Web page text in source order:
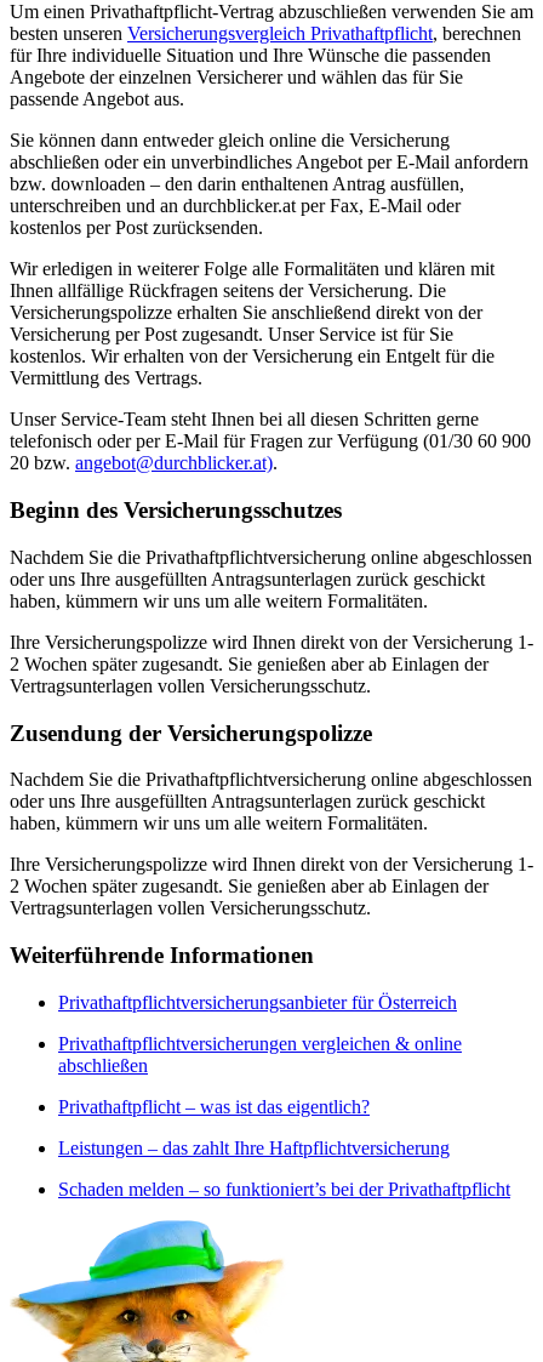
Um einen Privathaftpflicht-Vertrag abzuschließen verwenden Sie am
besten unseren Versicherungsvergleich Privathaftpflicht, berechnen
für Ihre individuelle Situation und Ihre Wünsche die passenden
Angebote der einzelnen Versicherer und wählen das für Sie
passende Angebot aus.
Sie können dann entweder gleich online die Versicherung
abschließen oder ein unverbindliches Angebot per E-Mail anfordern
bzw. downloaden – den darin enthaltenen Antrag ausfüllen,
unterschreiben und an durchblicker.at per Fax, E-Mail oder
kostenlos per Post zurücksenden.
Wir erledigen in weiterer Folge alle Formalitäten und klären mit
Ihnen allfällige Rückfragen seitens der Versicherung. Die
Versicherungspolizze erhalten Sie anschließend direkt von der
Versicherung per Post zugesandt. Unser Service ist für Sie
kostenlos. Wir erhalten von der Versicherung ein Entgelt für die
Vermittlung des Vertrags.
Unser Service-Team steht Ihnen bei all diesen Schritten gerne
telefonisch oder per E-Mail für Fragen zur Verfügung (01/30 60 900
20 bzw. angebot@durchblicker.at).
Beginn des Versicherungsschutzes
Nachdem Sie die Privathaftpflichtversicherung online abgeschlossen
oder uns Ihre ausgefüllten Antragsunterlagen zurück geschickt
haben, kümmern wir uns um alle weitern Formalitäten.
Ihre Versicherungspolizze wird Ihnen direkt von der Versicherung 1-
2 Wochen später zugesandt. Sie genießen aber ab Einlagen der
Vertragsunterlagen vollen Versicherungsschutz.
Zusendung der Versicherungspolizze
Nachdem Sie die Privathaftpflichtversicherung online abgeschlossen
oder uns Ihre ausgefüllten Antragsunterlagen zurück geschickt
haben, kümmern wir uns um alle weitern Formalitäten.
Ihre Versicherungspolizze wird Ihnen direkt von der Versicherung 1-
2 Wochen später zugesandt. Sie genießen aber ab Einlagen der
Vertragsunterlagen vollen Versicherungsschutz.
Weiterführende Informationen
Privathaftpflichtversicherungsanbieter für Österreich
Privathaftpflichtversicherungen vergleichen & online
abschließen
Privathaftpflicht – was ist das eigentlich?
Leistungen – das zahlt Ihre Haftpflichtversicherung
Schaden melden – so funktioniert’s bei der Privathaftpflicht